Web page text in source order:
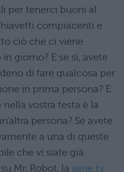
per tenerci buoni al
compiacenti e
ciò che ci viene
giorno? E se sì, avete
di fare qualcosa per
in prima persona? E
vostra testa è la
persona? Se avete
a una di queste
che vi siate già
Mr. Robot, la serie tv